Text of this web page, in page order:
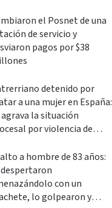
el Posnet de una
de servicio y
pagos por $38
detenido por
a una mujer en España:
agrava la situación
por violencia de
a hombre de 83 años:
con un
lo golpearon y